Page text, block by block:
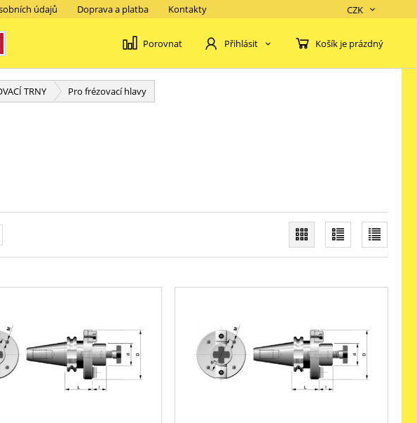
údajů Doprava a platba Kontakty CZK
Porovnat Přihlásit Košík je prázdný
TRNY Pro frézovací hlavy